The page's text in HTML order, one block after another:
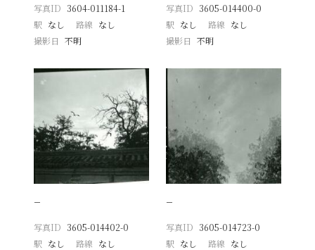
写真ID 3604-011184-1
駅 なし 路線 なし
撮影日
不明
写真ID 3605-014400-0
駅 なし 路線 なし
撮影日 不明
−
写真ID 3605-014402-0
駅 なし 路線 なし
−
写真ID 3605-014723-0
駅 なし 路線 なし